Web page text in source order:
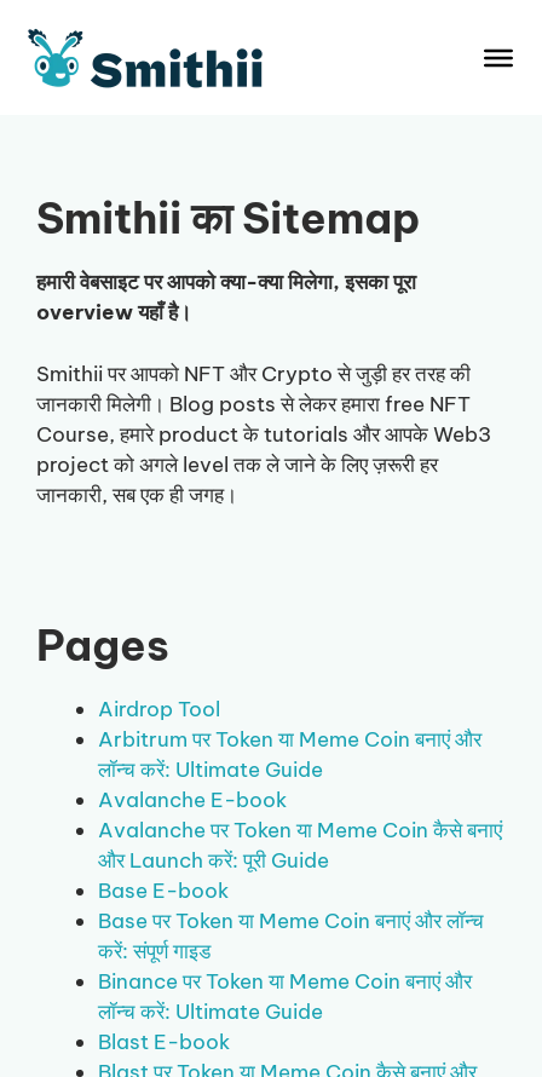
content
Smithii का Sitemap
हमारी वेबसाइट पर आपको क्या-क्या मिलेगा, इसका पूरा
overview यहाँ है।
Smithii पर आपको NFT और Crypto से जुड़ी हर तरह की
जानकारी मिलेगी। Blog posts से लेकर हमारा free NFT
Course, हमारे product के tutorials और आपके Web3
project को अगले level तक ले जाने के लिए ज़रूरी हर
जानकारी, सब एक ही जगह।
Pages
Airdrop Tool
Arbitrum पर Token या Meme Coin बनाएं और
लॉन्च करें: Ultimate Guide
Avalanche E-book
Avalanche पर Token या Meme Coin कैसे बनाएं
और Launch करें: पूरी Guide
Base E-book
Base पर Token या Meme Coin बनाएं और लॉन्च
करें: संपूर्ण गाइड
Binance पर Token या Meme Coin बनाएं और
लॉन्च करें: Ultimate Guide
Blast E-book